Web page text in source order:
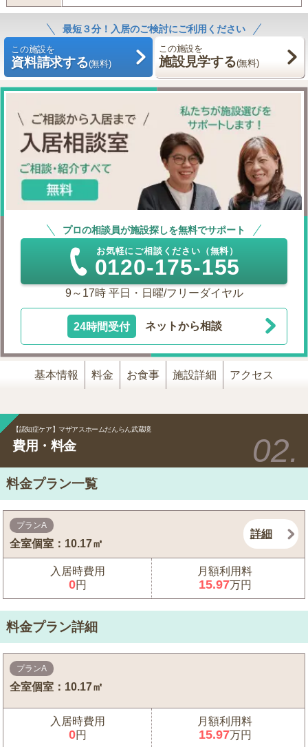
最短３分！入居のご検討にご利用ください
この施設を
資料請求する(無料)
この施設を
施設見学する(無料)
プロの相談員が施設探しを無料でサポート
お気軽にご相談ください（無料）
0120-175-155
9～17時 平日・日曜/フリーダイヤル
24時間受付 ネットから相談
基本情報 料金 お食事 施設詳細 アクセス
【認知症ケア】マザアスホームだんらん武蔵境
費用・料金
料金プラン一覧
プランA
全室個室：10.17㎡
詳細
入居時費用
0円
月額利用料
15.97万円
料金プラン詳細
プランA
全室個室：10.17㎡
入居時費用
0円
月額利用料
15.97万円